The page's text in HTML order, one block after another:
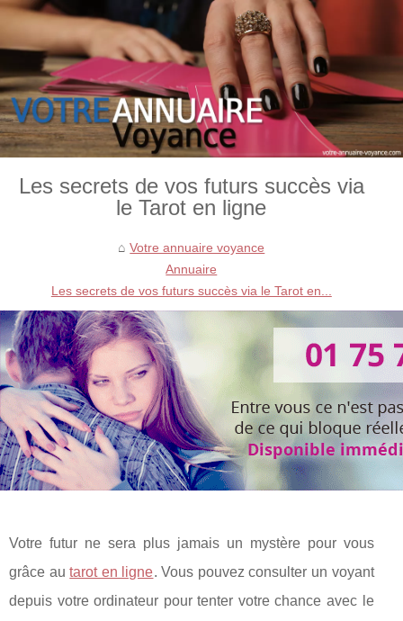
Les secrets de vos futurs succès via
le Tarot en ligne
Votre annuaire voyance
Annuaire
Les secrets de vos futurs succès via le Tarot en...
Votre futur ne sera plus jamais un mystère pour vous
grâce autarot en ligne. Vous pouvez consulter un voyant
depuis votre ordinateur pour tenter votre chance avec le